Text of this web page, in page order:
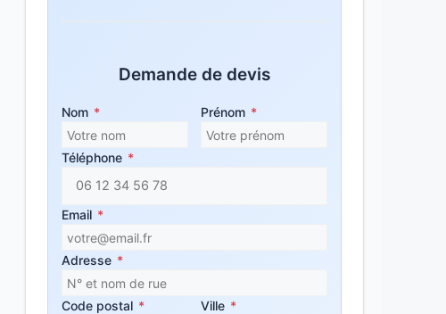
Demande de devis
Nom * Prénom *
Téléphone *
Email *
Adresse *
Code postal * Ville *